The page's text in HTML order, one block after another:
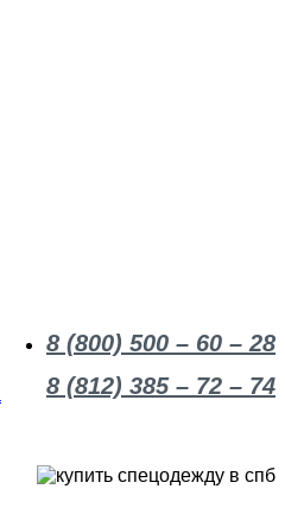
8 (800) 500 – 60 – 28
8 (812) 385 – 72 – 74